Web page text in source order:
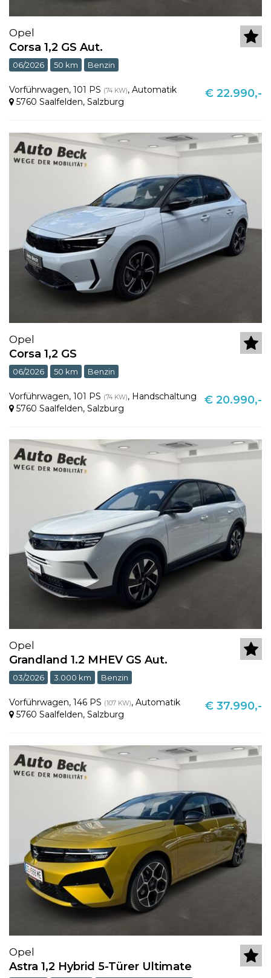
Opel
Corsa 1,2 GS Aut.
06/2026 50 km Benzin
Vorführwagen, 101 PS (74 KW), Automatik
5760 Saalfelden, Salzburg
€ 22.990,-
Opel
Corsa 1,2 GS
06/2026 50 km Benzin
Vorführwagen, 101 PS (74 KW), Handschaltung
5760 Saalfelden, Salzburg
€ 20.990,-
Opel
Grandland 1.2 MHEV GS Aut.
03/2026 3.000 km Benzin
Vorführwagen, 146 PS (107 KW), Automatik
5760 Saalfelden, Salzburg
€ 37.990,-
Opel
Astra 1,2 Hybrid 5-Türer Ultimate